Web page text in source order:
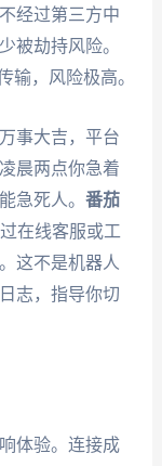
经过第三方中
被劫持风险。
输，风险极高。
事大吉，平台
晨两点你急着
急死人。 番茄
在线客服或工
这不是机器人
志，指导你切
体验。连接成